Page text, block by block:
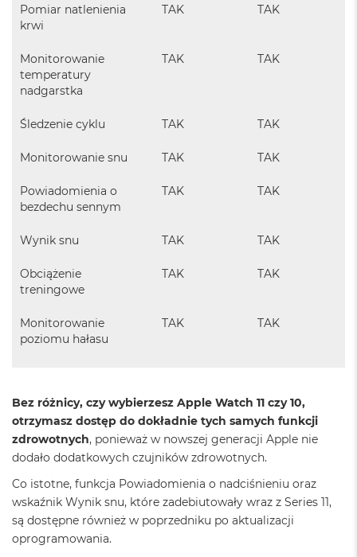
d
p
a
m
ę
R
M
a
o
o
A
i
B
R
A
M
a
c
B
o
o
Pomiar natlenienia
krwi
TAK TAK
Monitorowanie
temperatury
nadgarstka
TAK TAK
Śledzenie cyklu TAK TAK
Monitorowanie snu TAK TAK
Powiadomienia o
bezdechu sennym
TAK TAK
Wynik snu TAK TAK
Obciążenie
treningowe
TAK TAK
Monitorowanie
poziomu hałasu
TAK TAK
Bez różnicy, czy wybierzesz Apple Watch 11 czy 10,
otrzymasz dostęp do dokładnie tych samych funkcji
zdrowotnych, ponieważ w nowszej generacji Apple nie
dodało dodatkowych czujników zdrowotnych.
Co istotne, funkcja Powiadomienia o nadciśnieniu oraz
wskaźnik Wynik snu, które zadebiutowały wraz z Series 11,
są dostępne również w poprzedniku po aktualizacji
oprogramowania.